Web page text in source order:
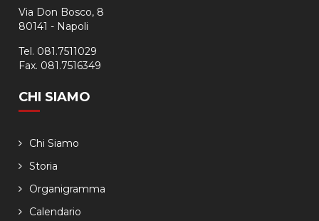
Via Don Bosco, 8
80141 - Napoli
Tel. 081.7511029
Fax. 081.7516349
CHI SIAMO
Chi Siamo
Storia
Organigramma
Calendario